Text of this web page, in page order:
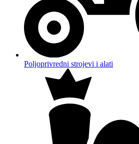
Poljoprivredni strojevi i alati